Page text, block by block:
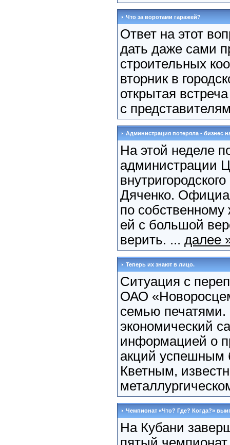
Что за воротами гаражей?
Ответ на этот
дать даже сами
строительных
вторник в
открытая
с
Администрация потеряла - бизнес
На этой неделе
администрации
Дяченко.
по
ей с большой
верить. ... далее
Теперь их знают в лицо.
Ситуация с
ОАО
семью
экономический
информацией о
акций успешным
Кветным,
Чемпионат «Что? Где? Когда?»
На Кубани